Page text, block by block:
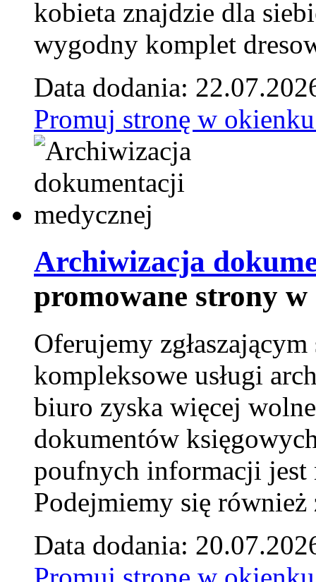
kobieta znajdzie dla
wygodny komplet
Data dodania:
Promuj stronę w
Archiwizacja
promowane strony
Oferujemy
kompleksowe usługi
biuro zyska więcej
dokumentów
poufnych informacji jest
Podejmiemy się
Data dodania: